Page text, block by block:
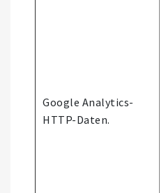
Google Analytics-
HTTP-Daten.